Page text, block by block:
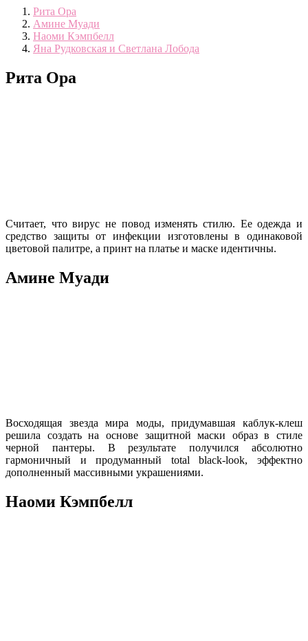
Рита Ора
Амине Муади
Наоми Кэмпбелл
Яна Рудковская и Светлана Лобода
Рита Ора
Считает, что вирус не повод изменять стилю. Ее одежда и
средство защиты от инфекции изготовлены в одинаковой
цветовой палитре, а принт на платье и маске идентичны.
Амине Муади
Восходящая звезда мира моды, придумавшая каблук-клеш
решила создать на основе защитной маски образ в стиле
черной пантеры. В результате получился абсолютно
гармоничный и продуманный total black-look, эффектно
дополненный массивными украшениями.
Наоми Кэмпбелл